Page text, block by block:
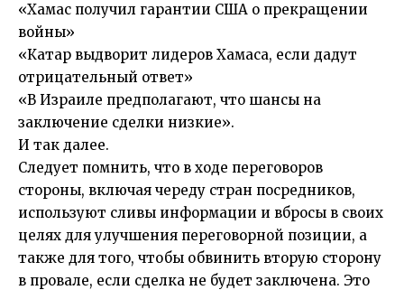
«Хамас получил гарантии США о прекращении
войны»
«Катар выдворит лидеров Хамаса, если дадут
отрицательный ответ»
«В Израиле предполагают, что шансы на
заключение сделки низкие».
И так далее.
Следует помнить, что в ходе переговоров
стороны, включая череду стран посредников,
используют сливы информации и вбросы в своих
целях для улучшения переговорной позиции, а
также для того, чтобы обвинить вторую сторону
в провале, если сделка не будет заключена. Это